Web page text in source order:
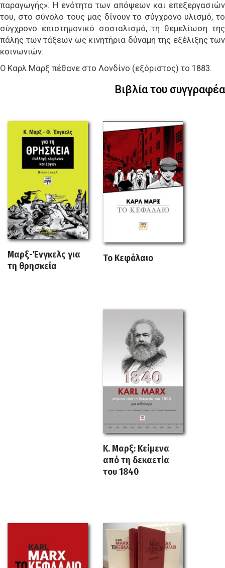
παραγωγής». Η ενότητα των απόψεων και επεξεργασιών
του, στο σύνολο τους μας δίνουν το σύγχρονο υλισμό, το
σύγχρονο επιστημονικό σοσιαλισμό, τη θεμελίωση της
πάλης των τάξεων ως κινητήρια δύναμη της εξέλιξης των
κοινωνιών.
Ο Καρλ Μαρξ πέθανε στο Λονδίνο (εξόριστος) το 1883.
Βιβλία του συγγραφέα
Μαρξ-Ένγκελς για
τη θρησκεία
Το Κεφάλαιο
Κ. Μαρξ: Κείμενα
από τη δεκαετία
του 1840